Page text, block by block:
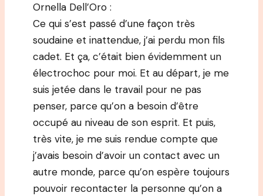
Ornella Dell’Oro :
Ce qui s’est passé d’une façon très
soudaine et inattendue, j’ai perdu mon fils
cadet. Et ça, c’était bien évidemment un
électrochoc pour moi. Et au départ, je me
suis jetée dans le travail pour ne pas
penser, parce qu’on a besoin d’être
occupé au niveau de son esprit. Et puis,
très vite, je me suis rendue compte que
j’avais besoin d’avoir un contact avec un
autre monde, parce qu’on espère toujours
pouvoir recontacter la personne qu’on a